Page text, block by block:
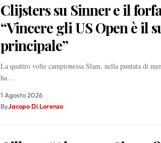
Clijsters su Sinner e il
“Vincere gli US Open è il
principale”
La quattro volte campionessa Slam, nella puntata di
ha…
1 Agosto 2026
ByJacopo Di Lorenzo